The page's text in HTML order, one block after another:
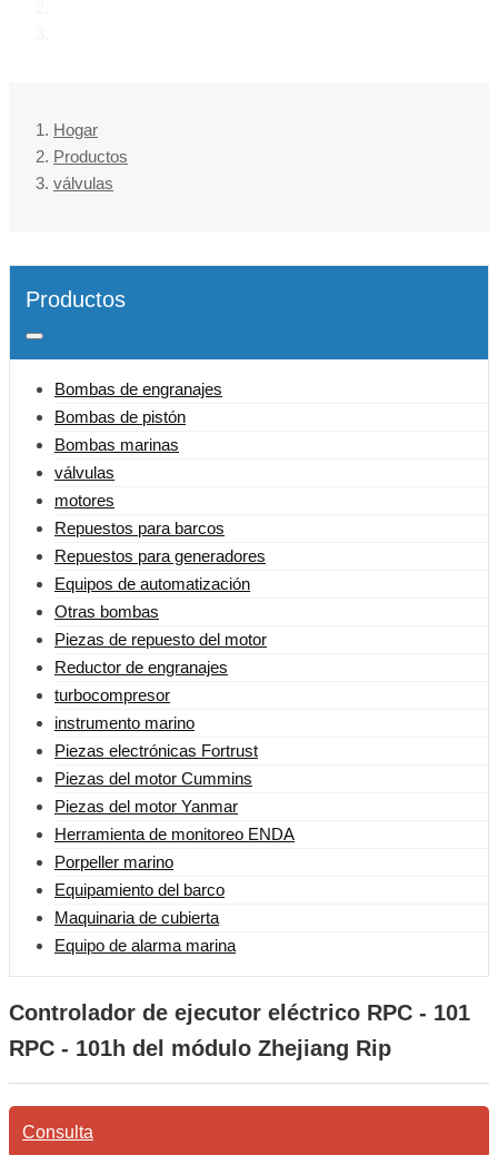
Hogar
Productos
válvulas
Productos
Bombas de engranajes
Bombas de pistón
Bombas marinas
válvulas
motores
Repuestos para barcos
Repuestos para generadores
Equipos de automatización
Otras bombas
Piezas de repuesto del motor
Reductor de engranajes
turbocompresor
instrumento marino
Piezas electrónicas Fortrust
Piezas del motor Cummins
Piezas del motor Yanmar
Herramienta de monitoreo ENDA
Porpeller marino
Equipamiento del barco
Maquinaria de cubierta
Equipo de alarma marina
Controlador de ejecutor eléctrico RPC - 101
RPC - 101h del módulo Zhejiang Rip
Consulta